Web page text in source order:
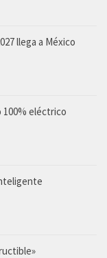
llega a México
100% eléctrico